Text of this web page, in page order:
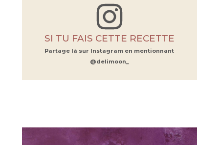
SI TU FAIS CETTE RECETTE
Partage là sur Instagram en mentionnant
@delimoon_